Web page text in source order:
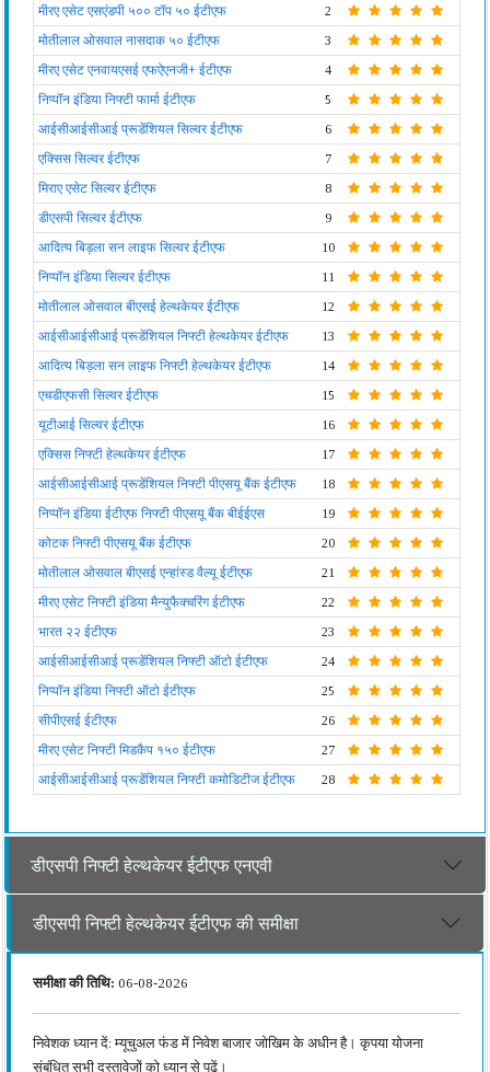
मीरए एसेट एसएंडपी ५०० टॉप ५० ईटीएफ
2
मोतीलाल ओसवाल नासदाक ५० ईटीएफ
3
मीरए एसेट एनवायएसई एफऐएनजी+ ईटीएफ
4
निप्पॉन इंडिया निफ्टी फार्मा ईटीएफ
5
आईसीआईसीआई प्रूडेंशियल सिल्वर ईटीएफ
6
एक्सिस सिल्वर ईटीएफ
7
मिराए एसेट सिल्वर ईटीएफ
8
डीएसपी सिल्वर ईटीएफ
9
आदित्य बिड़ला सन लाइफ सिल्वर ईटीएफ
10
निप्पॉन इंडिया सिल्वर ईटीएफ
11
मोतीलाल ओसवाल बीएसई हेल्थकेयर ईटीएफ
12
आईसीआईसीआई प्रूडेंशियल निफ्टी हेल्थकेयर ईटीएफ
13
आदित्य बिड़ला सन लाइफ निफ्टी हेल्थकेयर ईटीएफ
14
एचडीएफसी सिल्वर ईटीएफ
15
यूटीआई सिल्वर ईटीएफ
16
एक्सिस निफ्टी हेल्थकेयर ईटीएफ
17
आईसीआईसीआई प्रूडेंशियल निफ्टी पीएसयू बैंक ईटीएफ
18
निप्पॉन इंडिया ईटीएफ निफ्टी पीएसयू बैंक बीईईएस
19
कोटक निफ्टी पीएसयू बैंक ईटीएफ
20
मोतीलाल ओसवाल बीएसई एन्हांस्ड वैल्यू ईटीएफ
21
मीरए एसेट निफ्टी इंडिया मैन्युफैक्चरिंग ईटीएफ
22
भारत २२ ईटीएफ
23
आईसीआईसीआई प्रूडेंशियल निफ्टी ऑटो ईटीएफ
24
निप्पॉन इंडिया निफ्टी ऑटो ईटीएफ
25
सीपीएसई ईटीएफ
26
मीरए एसेट निफ्टी मिडकैप १५० ईटीएफ
27
आईसीआईसीआई प्रूडेंशियल निफ्टी कमोडिटीज ईटीएफ
28
डीएसपी निफ्टी हेल्थकेयर ईटीएफ एनएवी
डीएसपी निफ्टी हेल्थकेयर ईटीएफ की समीक्षा
समीक्षा की तिथि: 06-08-2026
निवेशक ध्यान दें: म्यूचुअल फंड में निवेश बाजार जोखिम के अधीन है। कृपया योजना
संबंधित सभी दस्तावेजों को ध्यान से पढ़ें।